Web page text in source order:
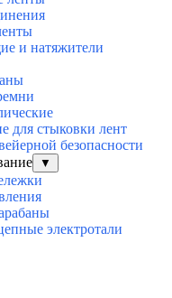
и натяжители
для стыковки лент
безопасности
▼
электротали